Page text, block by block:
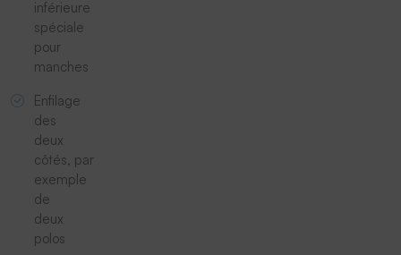
inférieure
spéciale
pour
manches
Enfilage
des
deux
côtés, par
exemple
de
deux
polos